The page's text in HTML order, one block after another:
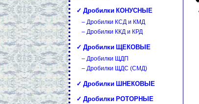
✓ Дробилки КОНУСНЫЕ
– Дробилки КСД и КМД
– Дробилки ККД и КРД
✓ Дробилки ЩЕКОВЫЕ
– Дробилки ЩДП
– Дробилки ЩДС (СМД)
✓ Дробилки ШНЕКОВЫЕ
✓ Дробилки РОТОРНЫЕ